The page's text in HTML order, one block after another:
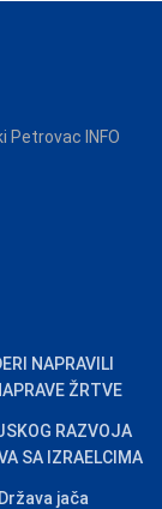
Petrovac INFO
NAPRAVILI
ŽRTVE
RAZVOJA
SA IZRAELCIMA
jača